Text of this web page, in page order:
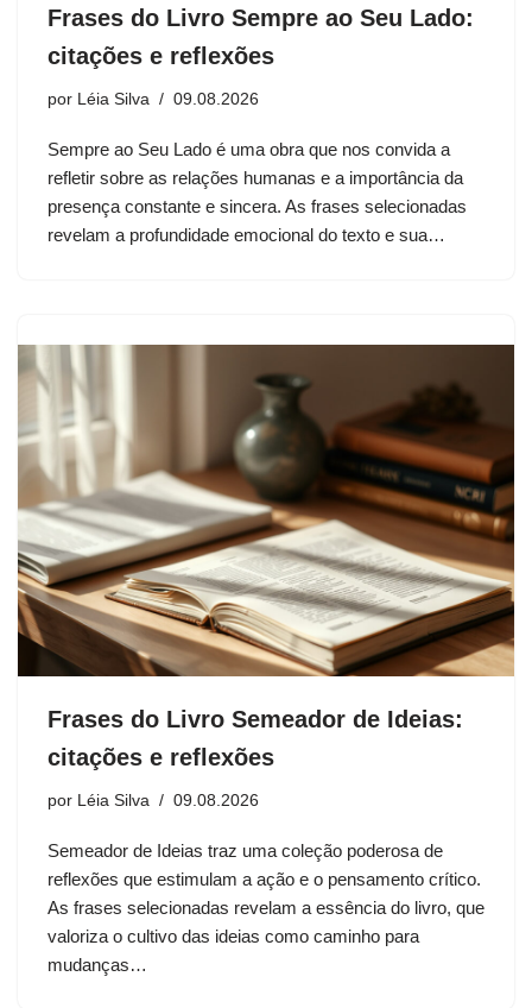
Frases do Livro Sempre ao Seu Lado:
citações e reflexões
por Léia Silva 09.08.2026
Sempre ao Seu Lado é uma obra que nos convida a
refletir sobre as relações humanas e a importância da
presença constante e sincera. As frases selecionadas
revelam a profundidade emocional do texto e sua…
Frases do Livro Semeador de Ideias:
citações e reflexões
por Léia Silva 09.08.2026
Semeador de Ideias traz uma coleção poderosa de
reflexões que estimulam a ação e o pensamento crítico.
As frases selecionadas revelam a essência do livro, que
valoriza o cultivo das ideias como caminho para
mudanças…